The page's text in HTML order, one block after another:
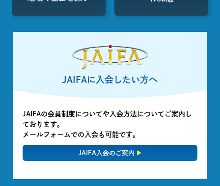
JAIFAに入会したい方へ
JAIFAの会員制度についてや入会方法についてご案内し
ております。
メールフォームでの入会も可能です。
JAIFA入会のご案内